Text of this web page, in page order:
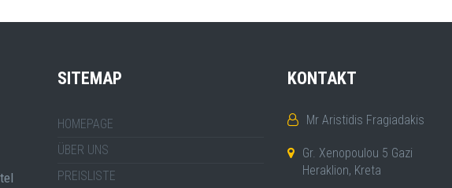
SITEMAP
HOMEPAGE
ÜBER UNS
PREISLISTE
KONTAKT
Mr Aristidis Fragiadakis
Gr. Xenopoulou 5 Gazi
Heraklion, Kreta